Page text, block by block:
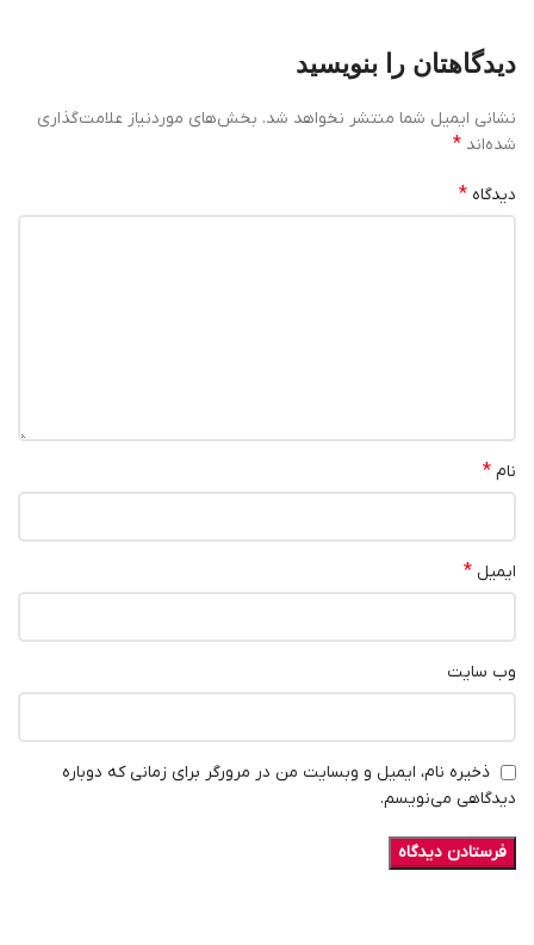
دیدگاهتان را بنویسید
نشانی ایمیل شما منتشر نخواهد شد. بخش‌های موردنیاز علامت‌گذاری
شده‌اند *
دیدگاه *
نام *
ایمیل *
وب‌ سایت
ذخیره نام، ایمیل و وبسایت من در مرورگر برای زمانی که دوباره
دیدگاهی می‌نویسم.